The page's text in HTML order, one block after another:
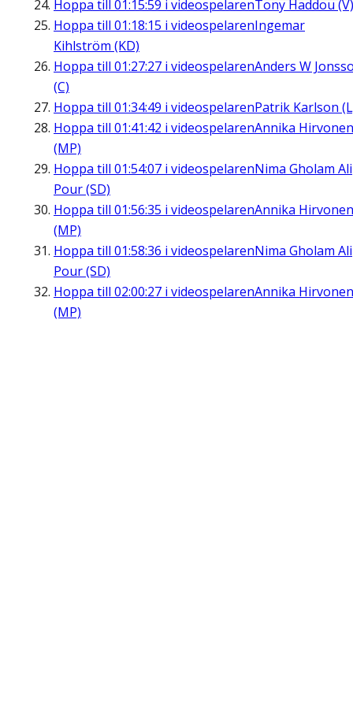
Hoppa till 01:15:59 i videospelarenTony Haddou (V)
Hoppa till 01:18:15 i videospelarenIngemar
Kihlström (KD)
Hoppa till 01:27:27 i videospelarenAnders W
(C)
Hoppa till 01:34:49 i videospelarenPatrik Karlson
Hoppa till 01:41:42 i videospelarenAnnika Hirvonen
(MP)
Hoppa till 01:54:07 i videospelarenNima Gholam Ali
Pour (SD)
Hoppa till 01:56:35 i videospelarenAnnika Hirvonen
(MP)
Hoppa till 01:58:36 i videospelarenNima Gholam Ali
Pour (SD)
Hoppa till 02:00:27 i videospelarenAnnika Hirvonen
(MP)